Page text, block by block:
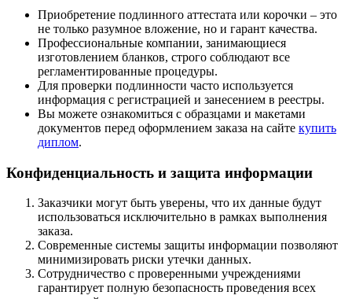
Приобретение подлинного аттестата или корочки – это
не только разумное вложение, но и гарант качества.
Профессиональные компании, занимающиеся
изготовлением бланков, строго соблюдают все
регламентированные процедуры.
Для проверки подлинности часто используется
информация с регистрацией и занесением в реестры.
Вы можете ознакомиться с образцами и макетами
документов перед оформлением заказа на сайте купить
диплом.
Конфиденциальность и защита информации
Заказчики могут быть уверены, что их данные будут
использоваться исключительно в рамках выполнения
заказа.
Современные системы защиты информации позволяют
минимизировать риски утечки данных.
Сотрудничество с проверенными учреждениями
гарантирует полную безопасность проведения всех